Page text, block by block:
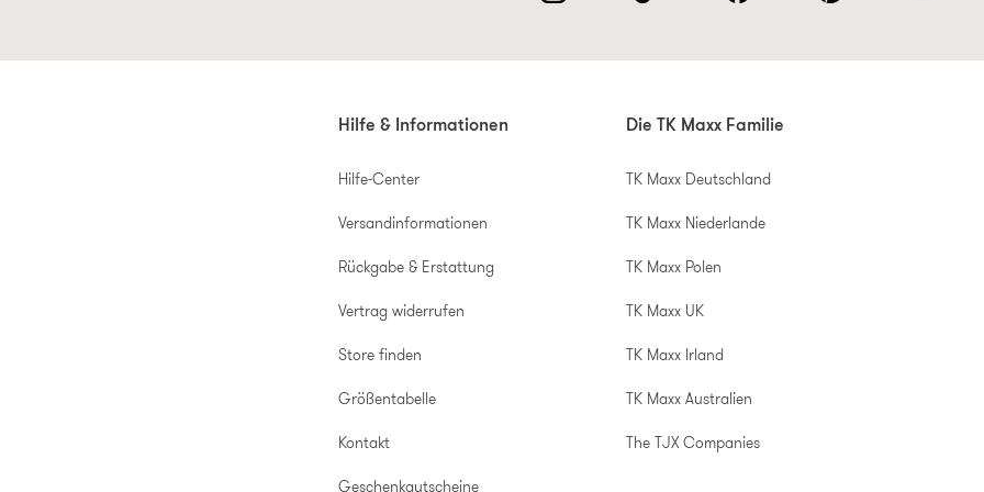
Hilfe & Informationen
Hilfe-Center
Versandinformationen
Rückgabe & Erstattung
Vertrag widerrufen
Store finden
Größentabelle
Kontakt
Geschenkgutscheine
Die TK Maxx Familie
TK Maxx Deutschland
TK Maxx Niederlande
TK Maxx Polen
TK Maxx UK
TK Maxx Irland
TK Maxx Australien
The TJX Companies